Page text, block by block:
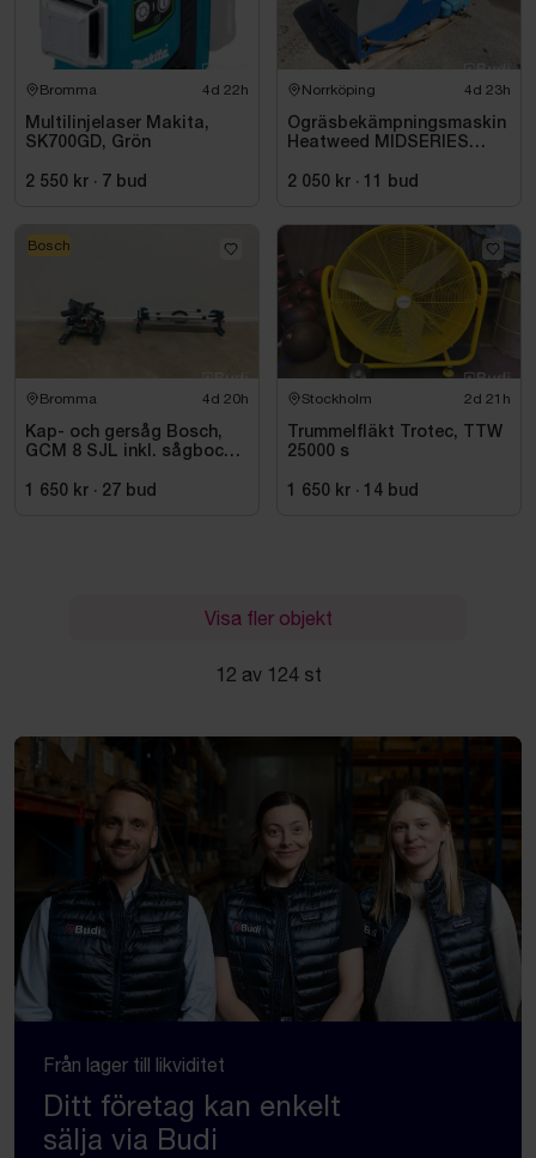
Bromma 4d 22h
Multilinjelaser Makita,
SK700GD, Grön
2 550 kr · 7 bud
Norrköping 4d 23h
Ogräsbekämpningsmaskin
Heatweed MIDSERIES
2 050 kr · 11 bud
Bromma 4d 20h
Kap- och gersåg Bosch,
GCM 8 SJL inkl. sågbock
1 650 kr · 27 bud
Bosch
Stockholm 2d 21h
Trummelfläkt Trotec, TTW
25000 s
1 650 kr · 14 bud
Visa fler objekt
12 av 124 st
Från lager till likviditet
Ditt företag kan enkelt
sälja via Budi